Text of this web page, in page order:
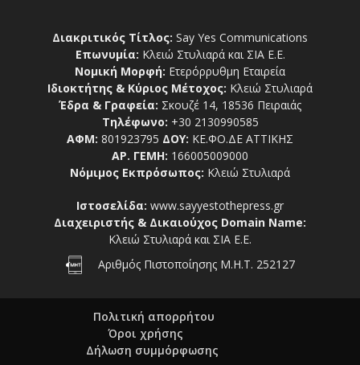
Διακριτικός Τίτλος: Say Yes Communications
Επωνυμία: Κλειώ Στυλιαρά και ΣΙΑ Ε.Ε.
Νομική Μορφή: Ετερόρρυθμη Εταιρεία
Ιδιοκτήτης & Κύριος Μέτοχος: Κλειώ Στυλιαρά
Έδρα & Γραφεία: Σκουζέ 14, 18536 Πειραιάς
Τηλέφωνο: +30 2130990585
ΑΦΜ: 801923795 ΔΟΥ: ΚΕ.ΦΟ.ΔΕ ΑΤΤΙΚΗΣ
ΑΡ. ΓΕΜΗ: 166005009000
Νόμιμος Εκπρόσωπος: Κλειώ Στυλιαρά
Ιστοσελίδα: www.sayyestothepress.gr
Διαχειριστής & Δικαιούχος Domain Name:
Κλειώ Στυλιαρά και ΣΙΑ Ε.Ε.
Αριθμός Πιστοποίησης Μ.Η.Τ. 252127
Πολιτική απορρήτου
Όροι χρήσης
Δήλωση συμμόρφωσης